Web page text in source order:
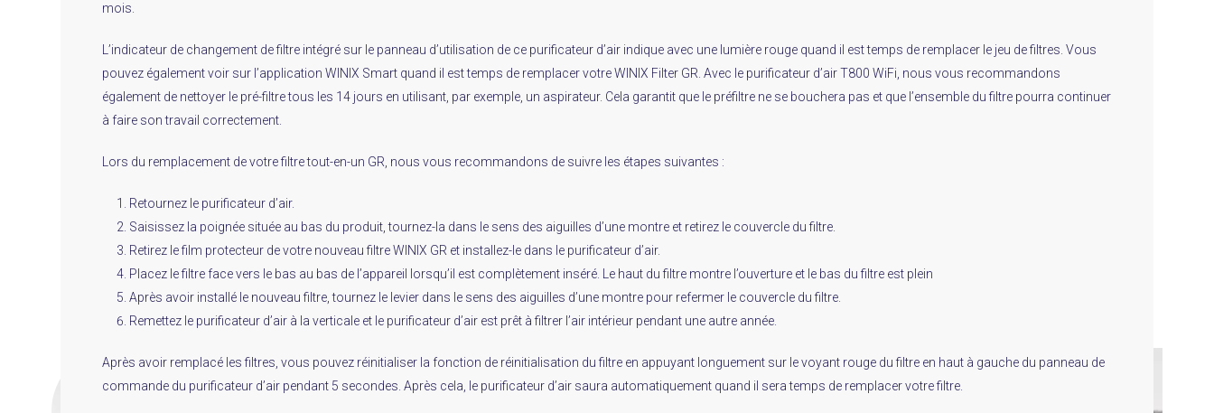
mois.
L’indicateur de changement de filtre intégré sur le panneau d’utilisation de ce purificateur d’air indique avec une lumière rouge quand il est temps de remplacer le jeu de filtres. Vous
pouvez également voir sur l’application WINIX Smart quand il est temps de remplacer votre WINIX Filter GR. Avec le purificateur d’air T800 WiFi, nous vous recommandons
également de nettoyer le pré-filtre tous les 14 jours en utilisant, par exemple, un aspirateur. Cela garantit que le préfiltre ne se bouchera pas et que l’ensemble du filtre pourra continuer
à faire son travail correctement.
Lors du remplacement de votre filtre tout-en-un GR, nous vous recommandons de suivre les étapes suivantes :
Retournez le purificateur d’air.
Saisissez la poignée située au bas du produit, tournez-la dans le sens des aiguilles d’une montre et retirez le couvercle du filtre.
Retirez le film protecteur de votre nouveau filtre WINIX GR et installez-le dans le purificateur d’air.
Placez le filtre face vers le bas au bas de l’appareil lorsqu’il est complètement inséré. Le haut du filtre montre l’ouverture et le bas du filtre est plein
Après avoir installé le nouveau filtre, tournez le levier dans le sens des aiguilles d’une montre pour refermer le couvercle du filtre.
Remettez le purificateur d’air à la verticale et le purificateur d’air est prêt à filtrer l’air intérieur pendant une autre année.
Après avoir remplacé les filtres, vous pouvez réinitialiser la fonction de réinitialisation du filtre en appuyant longuement sur le voyant rouge du filtre en haut à gauche du panneau de
commande du purificateur d’air pendant 5 secondes. Après cela, le purificateur d’air saura automatiquement quand il sera temps de remplacer votre filtre.